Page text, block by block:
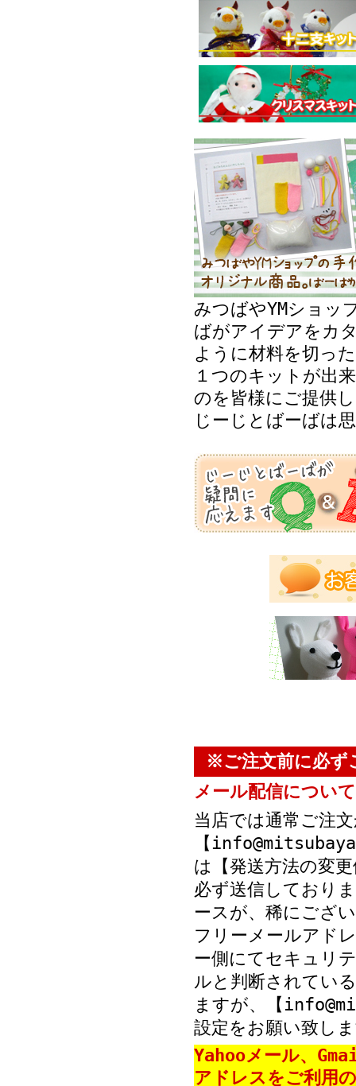
みつばやYMショッ
ばがアイデアをカ
ように材料を切っ
１つのキットが出
のを皆様にご提供
じーじとばーばは
※ご注文前に必ず
メール配信につい
当店では通常ご注
【
は【発送方法の変
必ず送信しており
ースが、稀にござ
フリーメールアド
ー側にてセキュリ
ルと判断されてい
ますが、【
設定をお願い致し
Yahooメール、
アドレスをご利用